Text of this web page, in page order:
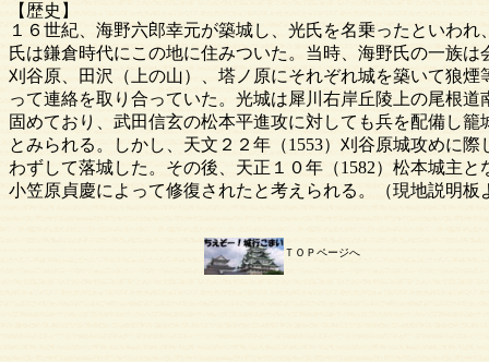
ＴＯＰページへ
【歴史】
１６世紀、海野六郎幸元が築城し、光氏を名乗ったといわれ
氏は鎌倉時代にこの地に住みついた。当時、海野氏の一族は
刈谷原、田沢（上の山）、塔ノ原にそれぞれ城を築いて狼煙
って連絡を取り合っていた。光城は犀川右岸丘陵上の尾根道
固めており、武田信玄の松本平進攻に対しても兵を配備し籠
とみられる。しかし、天文２２年（1553）刈谷原城攻めに際
わずして落城した。その後、天正１０年（1582）松本城主と
小笠原貞慶によって修復されたと考えられる。（現地説明板